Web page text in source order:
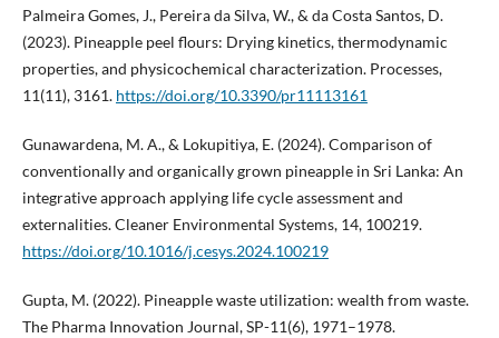
Palmeira Gomes, J., Pereira da Silva, W., & da Costa Santos, D.
(2023). Pineapple peel flours: Drying kinetics, thermodynamic
properties, and physicochemical characterization. Processes,
11(11), 3161. https://doi.org/10.3390/pr11113161
Gunawardena, M. A., & Lokupitiya, E. (2024). Comparison of
conventionally and organically grown pineapple in Sri Lanka: An
integrative approach applying life cycle assessment and
externalities. Cleaner Environmental Systems, 14, 100219.
https://doi.org/10.1016/j.cesys.2024.100219
Gupta, M. (2022). Pineapple waste utilization: wealth from waste.
The Pharma Innovation Journal, SP-11(6), 1971–1978.